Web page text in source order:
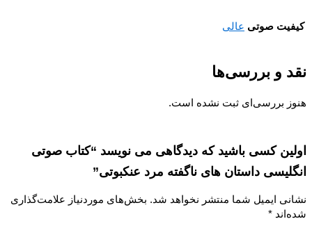
صوتی عالی
و بررسی‌ها
بررسی‌ای ثبت نشده است.
کسی باشید که دیدگاهی می نویسد “کتاب صوتی
داستان های ناگفته مرد عنکبوتی”
ایمیل شما منتشر نخواهد شد. بخش‌های موردنیاز علامت‌گذاری
*